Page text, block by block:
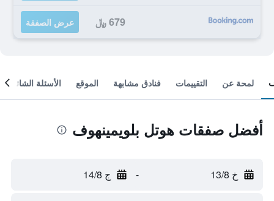
679 ﷼ عرض الصفقة
لمحة عن التقييمات فنادق مشابهة الموقع الأسئلة الشائعة
أفضل صفقات هوتل بلويمينهوف
خ 13/8 - ج 14/8